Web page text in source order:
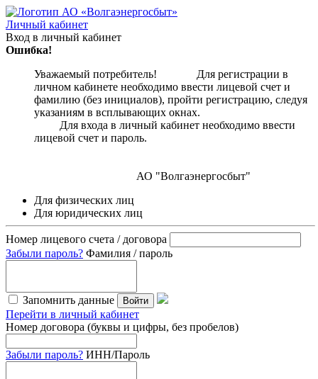
Личный кабинет
Вход в личный кабинет
Ошибка!
Уважаемый потребитель! Для регистрации в
личном кабинете необходимо ввести лицевой счет и
фамилию (без инициалов), пройти регистрацию, следуя
указаниям в всплывающих окнах.
Для входа в личный кабинет необходимо ввести
лицевой счет и пароль.
АО "Волгаэнергосбыт"
Для физических лиц
Для юридических лиц
Номер лицевого счета / договора
Забыли пароль? Фамилия / пароль
Запомнить данные Войти
Перейти в личный кабинет
Номер договора (буквы и цифры, без пробелов)
Забыли пароль? ИНН/Пароль